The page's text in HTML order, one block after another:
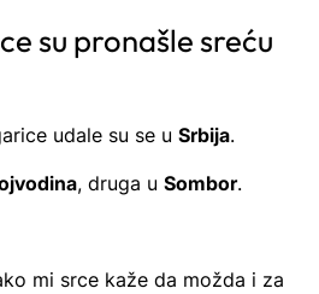
su pronašle sreću
udale su se u Srbija.
, druga u Sombor.
mi srce kaže da možda i za